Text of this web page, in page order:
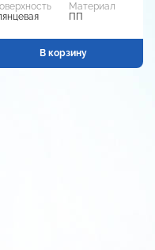
Материал
ПП
В корзину